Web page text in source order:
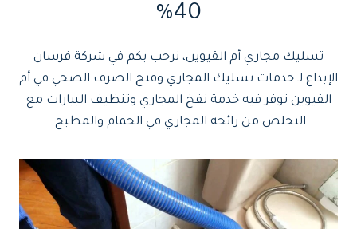
40%
تسليك مجاري أم القيوين، نرحب بكم في شركة فرسان
الإبداع لـ خدمات تسليك المجاري وفتح الصرف الصحي في أم
القيوين نوفر فيه خدمة نفخ المجاري وتنظيف البيارات مع
التخلص من رائحة المجاري في الحمام والمطبخ.